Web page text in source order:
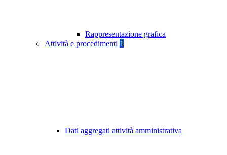
Rappresentazione grafica
Attività e procedimenti 1
Dati aggregati attività amministrativa